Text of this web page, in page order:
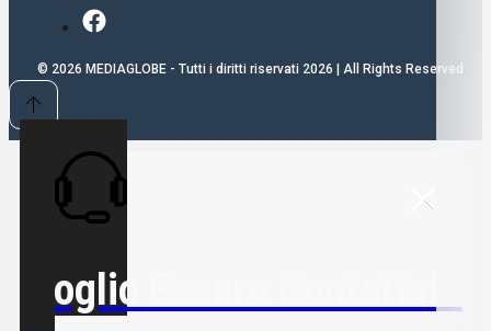
© 2026 MEDIAGLOBE - Tutti i diritti riservati 2026 | All Rights Reserved
Voglio Essere Contattato